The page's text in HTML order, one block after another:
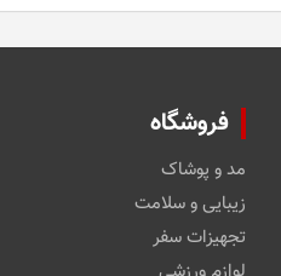
فروشگاه
مد و پوشاک
زیبایی و سلامت
تجهیزات سفر